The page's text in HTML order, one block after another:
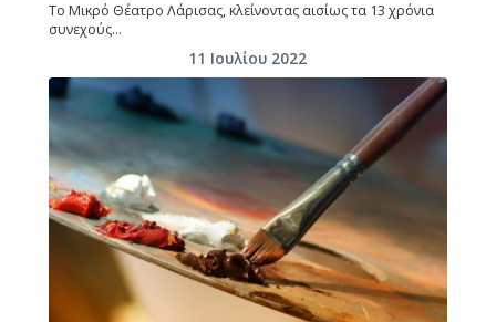
Το Μικρό Θέατρο Λάρισας, κλείνοντας αισίως τα 13 χρόνια
συνεχούς…
11 Ιουλίου 2022